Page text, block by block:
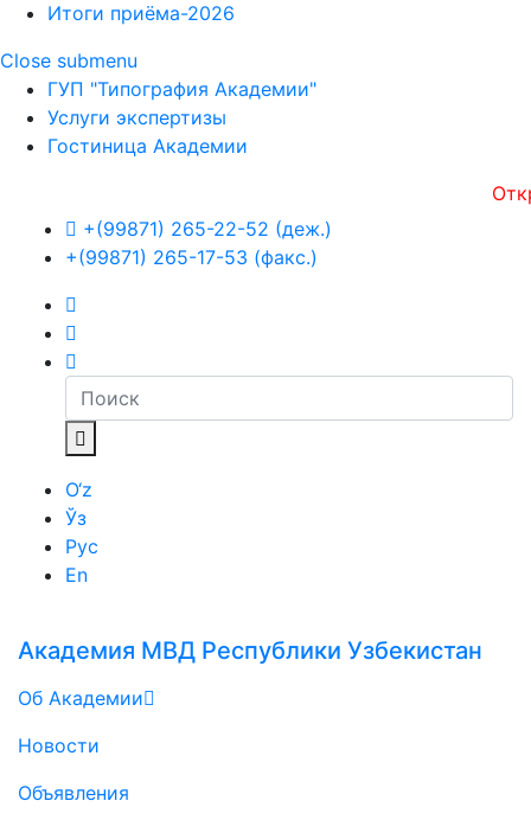
Итоги приёма-2026
Close submenu
ГУП "Типография Академии"
Услуги экспертизы
Гостиница Академии
+(99871) 265-22-52 (деж.)
+(99871) 265-17-53 (факс.)
O‘z
Ўз
Рус
En
Академия МВД Республики Узбекистан
Об Академии
Новости
Объявления